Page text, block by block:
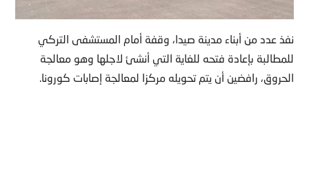
نفذ عدد من أبناء مدينة صيدا، وقفة أمام المستشفى التركي
للمطالبة بإعادة فتحه للغاية التي أنشئ لاجلها وهو معالجة
الحروق، رافضين أن يتم تحويله مركزا لمعالجة إصابات كورونا.